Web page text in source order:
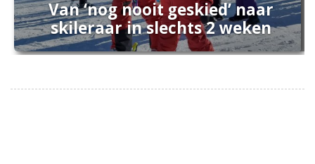
Van ‘nog nooit geskied’ naar
skileraar in slechts 2 weken